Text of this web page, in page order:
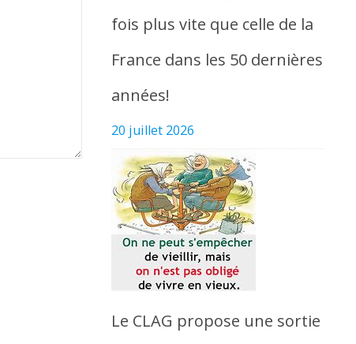
fois plus vite que celle de la
France dans les 50 dernières
années!
20 juillet 2026
Le CLAG propose une sortie